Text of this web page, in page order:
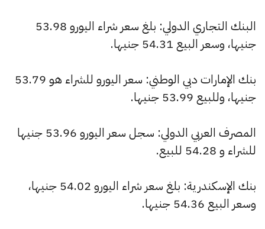
البنك التجاري الدولي: بلغ سعر شراء اليورو 53.98
جنيها، وسعر البيع 54.31 جنيها.
بنك الإمارات دبي الوطني: سعر اليورو للشراء هو 53.79
جنيها، وللبيع 53.99 جنيها.
المصرف العربي الدولي: سجل سعر اليورو 53.96 جنيها
للشراء و 54.28 للبيع.
بنك الإسكندرية: بلغ سعر شراء اليورو 54.02 جنيها،
وسعر البيع 54.36 جنيها.